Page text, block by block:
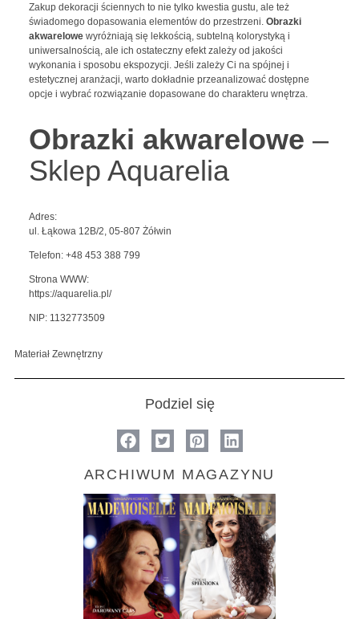
Zakup dekoracji ściennych to nie tylko kwestia gustu, ale też
świadomego dopasowania elementów do przestrzeni. Obrazki
akwarelowewyróżniają się lekkością, subtelną kolorystyką i
uniwersalnością, ale ich ostateczny efekt zależy od jakości
wykonania i sposobu ekspozycji. Jeśli zależy Ci na spójnej i
estetycznej aranżacji, warto dokładnie przeanalizować dostępne
opcje i wybrać rozwiązanie dopasowane do charakteru wnętrza.
Obrazki akwarelowe –
Sklep Aquarelia
Adres:
ul. Łąkowa 12B/2, 05-807 Żółwin
Telefon: +48 453 388 799
Strona WWW:
https://aquarelia.pl/
NIP: 1132773509
Materiał Zewnętrzny
Podziel się
ARCHIWUM MAGAZYNU